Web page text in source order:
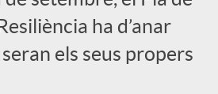
ha d’anar
els seus propers